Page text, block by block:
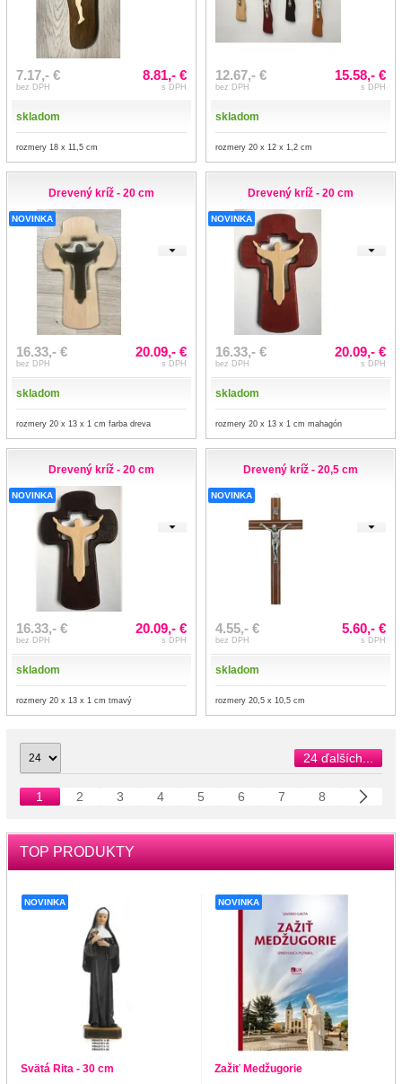
7.17,- €
bez DPH
8.81,- €
s DPH
skladom
rozmery 18 x 11,5 cm
12.67,- €
bez DPH
15.58,- €
s DPH
skladom
rozmery 20 x 12 x 1,2 cm
Drevený kríž - 20 cm
NOVINKA
16.33,- €
bez DPH
20.09,- €
s DPH
skladom
rozmery 20 x 13 x 1 cm farba dreva
Drevený kríž - 20 cm
NOVINKA
16.33,- €
bez DPH
20.09,- €
s DPH
skladom
rozmery 20 x 13 x 1 cm mahagón
Drevený kríž - 20 cm
NOVINKA
16.33,- €
bez DPH
20.09,- €
s DPH
skladom
rozmery 20 x 13 x 1 cm tmavý
Drevený kríž - 20,5 cm
NOVINKA
4.55,- €
bez DPH
5.60,- €
s DPH
skladom
rozmery 20,5 x 10,5 cm
24 ďalších...
1 2 3 4 5 6 7 8
TOP PRODUKTY
NOVINKA
Svätá Rita - 30 cm
NOVINKA
Zažiť Medžugorie